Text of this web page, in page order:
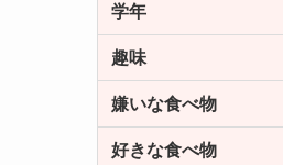
学年
趣味
嫌いな食べ物
好きな食べ物